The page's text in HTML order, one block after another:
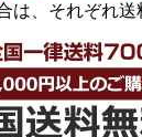
は、それぞれ送